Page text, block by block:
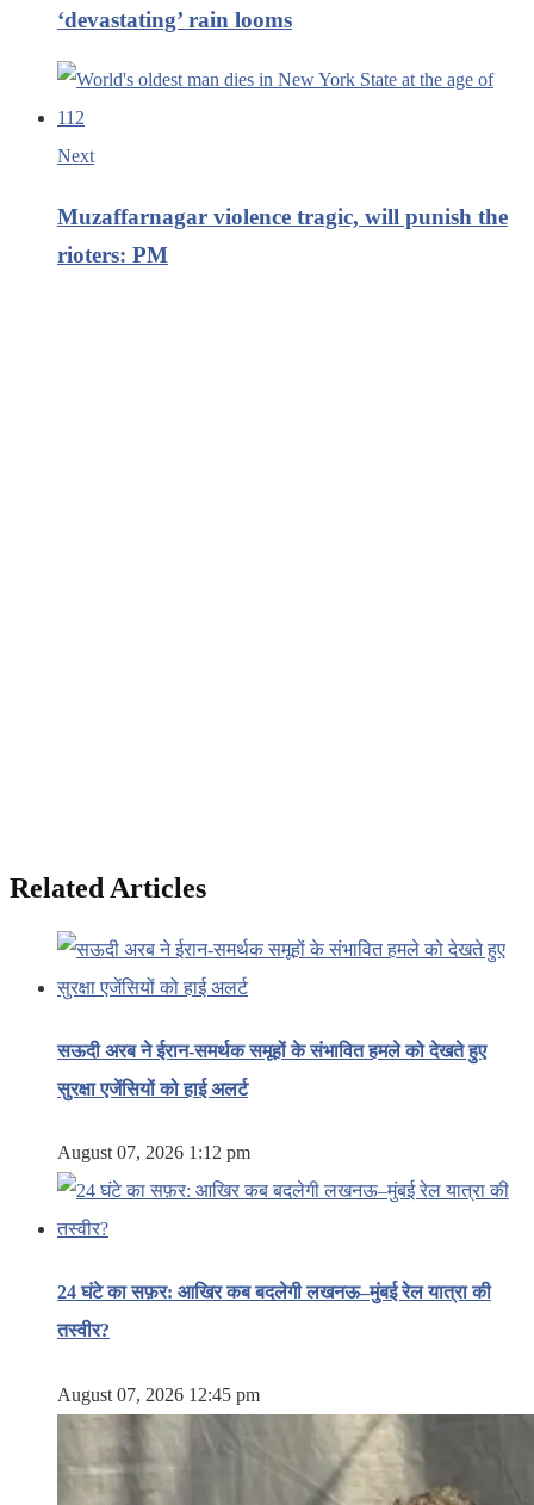
‘devastating’ rain looms
Next
Muzaffarnagar violence tragic, will punish the
rioters: PM
Related Articles
सऊदी अरब ने ईरान-समर्थक समूहों के संभावित हमले को देखते हुए
सुरक्षा एजेंसियों को हाई अलर्ट
August 07, 2026 1:12 pm
24 घंटे का सफ़र: आखिर कब बदलेगी लखनऊ–मुंबई रेल यात्रा की
तस्वीर?
August 07, 2026 12:45 pm